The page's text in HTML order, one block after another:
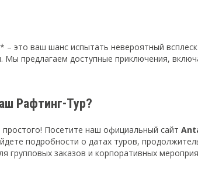
это ваш шанс испытать невероятный
Мы предлагаем доступные приключения,
Рафтинг-Тур?
Посетите наш официальный сайт
подробности о датах туров,
групповых заказов и корпоративных